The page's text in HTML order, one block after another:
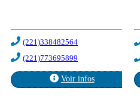
(221)338482564
(221)773695899
Voir infos